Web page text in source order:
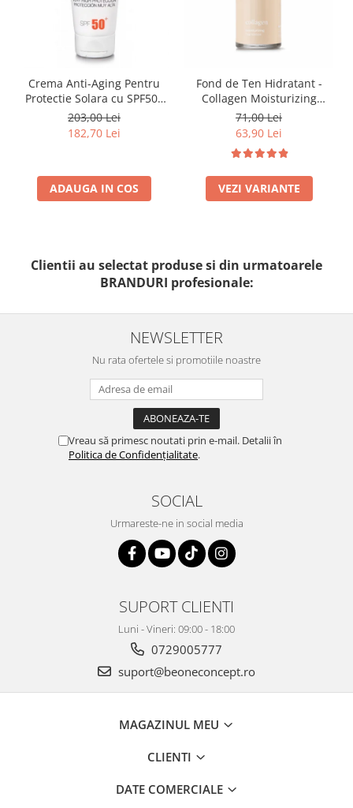
Crema Anti-Aging Pentru
Protectie Solara cu SPF50+
50ml - Anti -Age Sun Cream
SPF50+ - Bruno Vassari
203,00 Lei
182,70 Lei
ADAUGA IN COS
Fond de Ten Hidratant -
Collagen Moisturizing
Foundation-300n Vanilla
71,00 Lei
63,90 Lei
VEZI VARIANTE
Clientii au selectat produse si din urmatoarele
BRANDURI profesionale:
NEWSLETTER
Nu rata ofertele si promotiile noastre
Vreau să primesc noutati prin e-mail. Detalii în
Politica de Confidențialitate.
SOCIAL
Urmareste-ne in social media
SUPORT CLIENTI
Luni - Vineri: 09:00 - 18:00
0729005777
suport@beoneconcept.ro
MAGAZINUL MEU
CLIENTI
DATE COMERCIALE